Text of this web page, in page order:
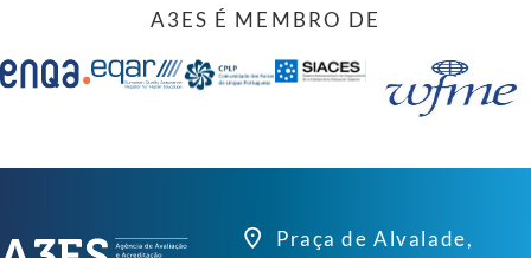
A3ES É MEMBRO DE
Praça de Alvalade,